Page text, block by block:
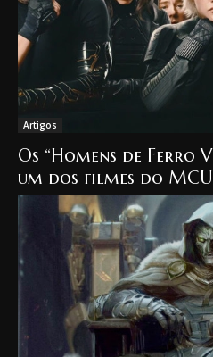
Artigos
Os “Homens de Ferro
um dos filmes do
classificação no